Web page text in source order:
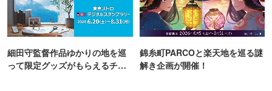
細田守監督作品ゆかりの地を巡
って限定グッズがもらえるチャ
錦糸町PARCOと楽天地を巡る謎
解き企画が開催！